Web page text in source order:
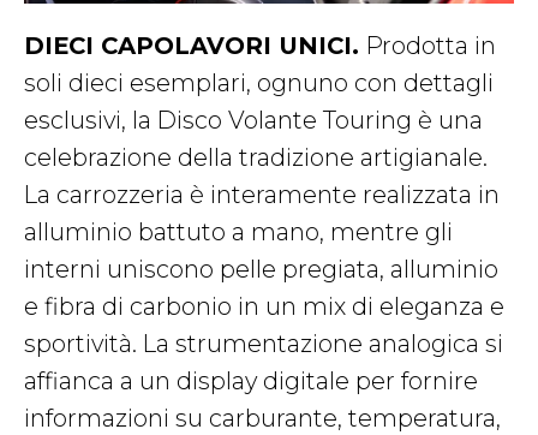
DIECI CAPOLAVORI UNICI. Prodotta in
soli dieci esemplari, ognuno con dettagli
esclusivi, la Disco Volante Touring è una
celebrazione della tradizione artigianale.
La carrozzeria è interamente realizzata in
alluminio battuto a mano, mentre gli
interni uniscono pelle pregiata, alluminio
e fibra di carbonio in un mix di eleganza e
sportività. La strumentazione analogica si
affianca a un display digitale per fornire
informazioni su carburante, temperatura,